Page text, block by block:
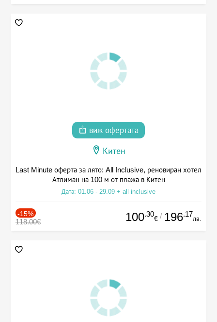
виж офертата
Китен
Last Minute оферта за лято: All Inclusive, реновиран хотел
Атлиман на 100 м от плажа в Китен
Дата: 01.06 - 29.09 + all inclusive
-15%
118.00€ 100.30
€ / 196.17
лв.